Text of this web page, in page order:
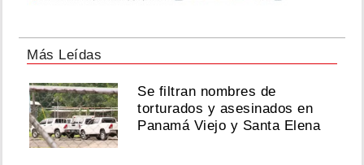
Más Leídas
Se filtran nombres de
torturados y asesinados en
Panamá Viejo y Santa Elena